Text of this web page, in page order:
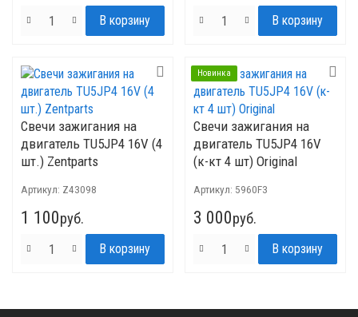
Свечи зажигания на
двигатель TU5JP4 16V (4
шт.) Zentparts
Артикул: Z43098
1 100руб.
Новинка
Свечи зажигания на
двигатель TU5JP4 16V
(к-кт 4 шт) Original
Артикул: 5960F3
3 000руб.